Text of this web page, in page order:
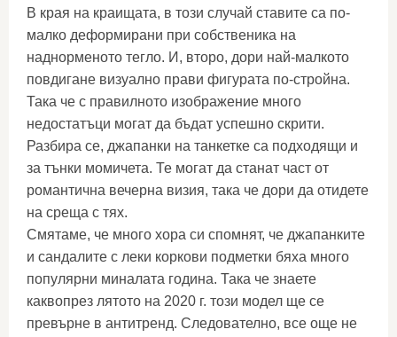
В края на краищата, в този случай ставите са по-
малко деформирани при собственика на
наднорменото тегло. И, второ, дори най-малкото
повдигане визуално прави фигурата по-стройна.
Така че с правилното изображение много
недостатъци могат да бъдат успешно скрити.
Разбира се, джапанки на танкетке са подходящи и
за тънки момичета. Те могат да станат част от
романтична вечерна визия, така че дори да отидете
на среща с тях.
Смятаме, че много хора си спомнят, че джапанките
и сандалите с леки коркови подметки бяха много
популярни миналата година. Така че знаете
каквопрез лятото на 2020 г. този модел ще се
превърне в антитренд. Следователно, все още не